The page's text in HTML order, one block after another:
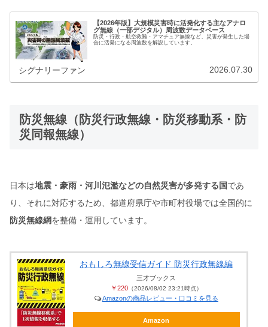
【2026年版】大規模災害時に活発化する主なアナロ
グ無線（一部デジタル）周波数データベース
防災・行政・航空救難・アマチュア無線など、災害が発生した場
合に活発になる周波数を解説しています。
シグナリーファン 2026.07.30
防災無線（防災行政無線・防災移動系・防
災同報無線）
日本は地震・豪雨・河川氾濫などの自然災害が多発する国であ
り、それに対応するため、都道府県庁や市町村役場では全国的に
防災無線網を整備・運用しています。
おもしろ無線受信ガイド 防災行政無線編
三才ブックス
￥220（2026/08/02 23:21時点）
Amazonの商品レビュー・口コミを見る
Amazon